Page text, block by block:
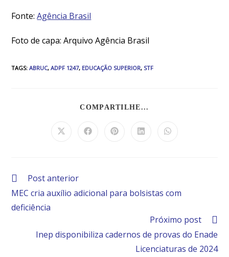
Fonte:Agência Brasil
Foto de capa: Arquivo Agência Brasil
TAGS:ABRUC, ADPF 1247, EDUCAÇÃO SUPERIOR, STF
COMPARTILHE...
Post anterior
MEC cria auxílio adicional para bolsistas com
deficiência
Próximo post
Inep disponibiliza cadernos de provas do Enade
Licenciaturas de 2024